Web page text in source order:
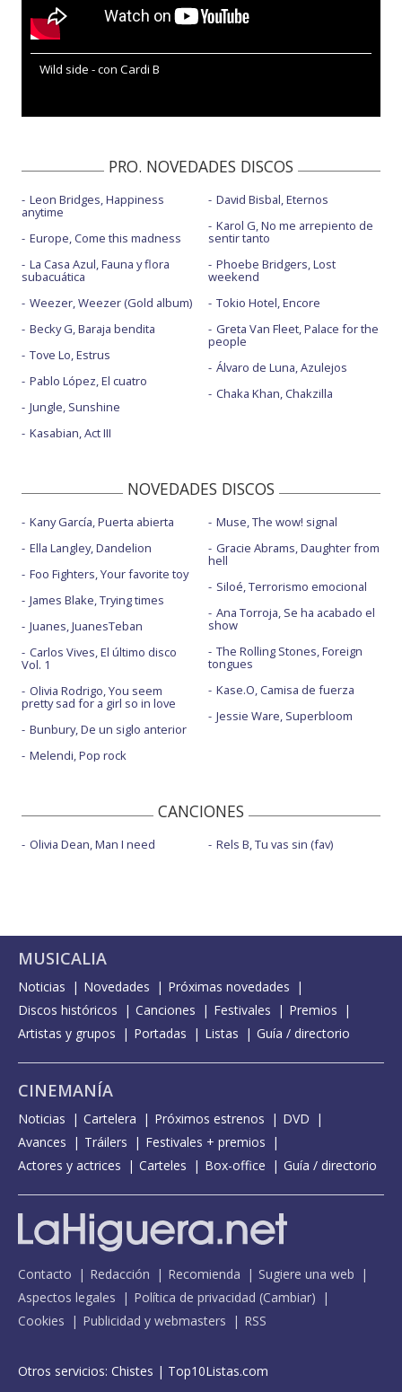
Wild side - con Cardi B
PRO. NOVEDADES DISCOS
Leon Bridges, Happiness
anytime
Europe, Come this madness
La Casa Azul, Fauna y flora
subacuática
Weezer, Weezer (Gold album)
Becky G, Baraja bendita
Tove Lo, Estrus
Pablo López, El cuatro
Jungle, Sunshine
Kasabian, Act III
David Bisbal, Eternos
Karol G, No me arrepiento de
sentir tanto
Phoebe Bridgers, Lost
weekend
Tokio Hotel, Encore
Greta Van Fleet, Palace for the
people
Álvaro de Luna, Azulejos
Chaka Khan, Chakzilla
NOVEDADES DISCOS
Kany García, Puerta abierta
Ella Langley, Dandelion
Foo Fighters, Your favorite toy
James Blake, Trying times
Juanes, JuanesTeban
Carlos Vives, El último disco
Vol. 1
Olivia Rodrigo, You seem
pretty sad for a girl so in love
Bunbury, De un siglo anterior
Melendi, Pop rock
Muse, The wow! signal
Gracie Abrams, Daughter from
hell
Siloé, Terrorismo emocional
Ana Torroja, Se ha acabado el
show
The Rolling Stones, Foreign
tongues
Kase.O, Camisa de fuerza
Jessie Ware, Superbloom
CANCIONES
Olivia Dean, Man I need Rels B, Tu vas sin (fav)
MUSICALIA
Noticias Novedades
Próximas novedades
Discos históricos
Canciones Festivales
Premios
Artistas y grupos
Portadas Listas Guía / directorio
CINEMANÍA
Noticias Cartelera Próximos estrenos
DVD
Avances
Tráilers
Festivales + premios
Actores y actrices
Carteles Box-office Guía / directorio
Contacto Redacción Recomienda
Sugiere una web
Aspectos legales
Política de privacidad (Cambiar)
Cookies
Publicidad y webmasters RSS
Otros servicios: Chistes | Top10Listas.com